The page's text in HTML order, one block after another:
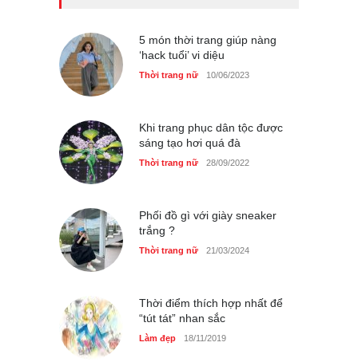
sáng tạo mới của giới trẻ
Thời trang nữ 21/10/2025
5 món thời trang giúp nàng
‘hack tuổi’ vi diệu
Thời trang nữ 10/06/2023
Khi trang phục dân tộc được
sáng tạo hơi quá đà
Thời trang nữ 28/09/2022
Phối đồ gì với giày sneaker
trắng ?
Thời trang nữ 21/03/2024
Thời điểm thích hợp nhất để
“tút tát” nhan sắc
Làm đẹp 18/11/2019